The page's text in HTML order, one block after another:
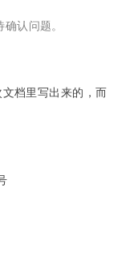
认问题。
档里写出来的，而